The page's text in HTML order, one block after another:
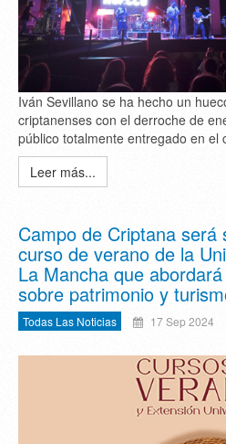
Iván Sevillano se ha hecho un
criptanenses con el derroche de
público totalmente entregado en el
Leer más...
Campo de Criptana será
curso de verano de la
La Mancha que
sobre patrimonio y
Todas Las Noticias 17 Sep 2024